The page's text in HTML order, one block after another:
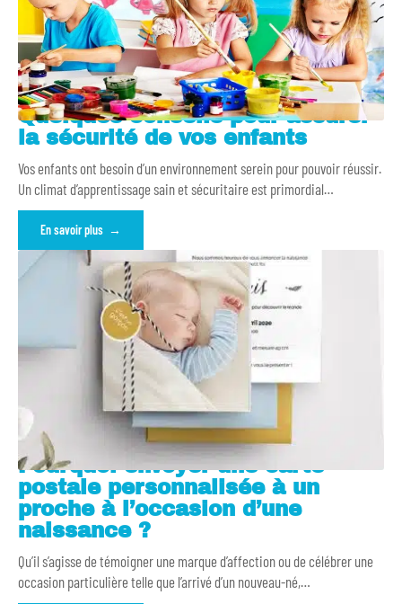
Quelques conseils pour assurer
la sécurité de vos enfants
Vos enfants ont besoin d’un environnement serein pour pouvoir réussir.
Un climat d’apprentissage sain et sécuritaire est primordial…
En savoir plus
Pourquoi envoyer une carte
postale personnalisée à un
proche à l’occasion d’une
naissance ?
Qu’il s’agisse de témoigner une marque d’affection ou de célébrer une
occasion particulière telle que l’arrivé d’un nouveau-né,…